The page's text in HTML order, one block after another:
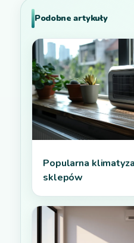
Podobne artykuły
Popularna
sklepów